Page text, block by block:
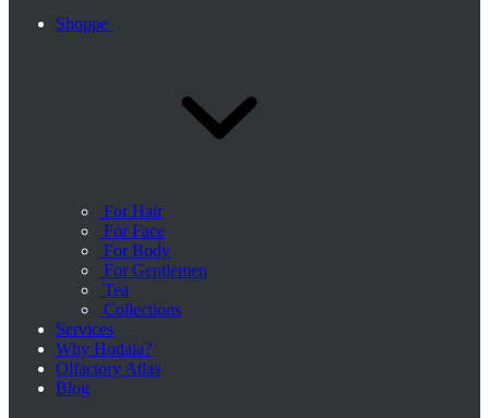
Shoppe
For Hair
For Face
For Body
For Gentlemen
Tea
Collections
Services
Why Hodaia?
Olfactory Atlas
Blog